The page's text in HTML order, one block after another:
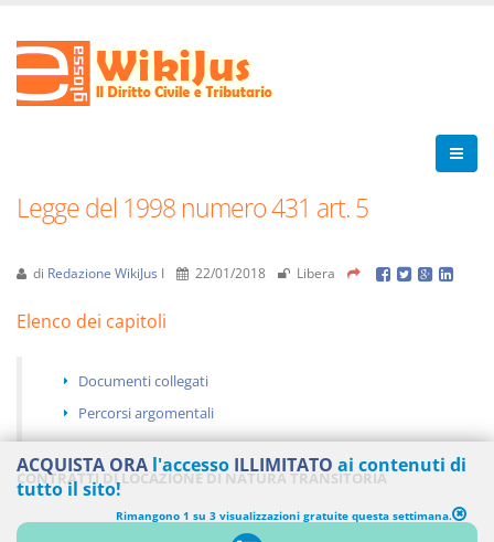
Legge del 1998 numero 431 art. 5
di Redazione WikiJus I 22/01/2018 Libera
Elenco dei capitoli
Documenti collegati
Percorsi argomentali
CONTRATTI DI LOCAZIONE DI NATURA TRANSITORIA
1. Il decreto di cui al comma 2 dell'articolo 4 definisce le condizioni e le
ACQUISTA ORA l'accesso ILLIMITATO ai contenuti di
tutto il sito!
Rimangono 1 su 3 visualizzazioni gratuite questa settimana.